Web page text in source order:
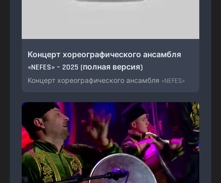
Концерт хореографического ансамбля
«NEFES» – 2025 (полная версия)
Концерт хореографического ансамбля «NEFES»